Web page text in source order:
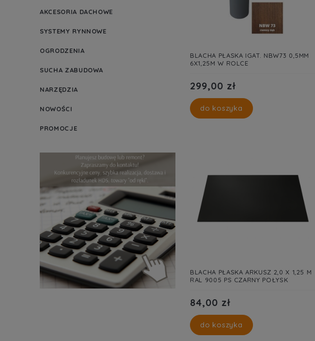
AKCESORIA DACHOWE
SYSTEMY RYNNOWE
OGRODZENIA
SUCHA ZABUDOWA
NARZĘDZIA
NOWOŚCI
PROMOCJE
BLACHA PŁASKA IGAT. NBW73 0,5MM
6X1,25M W ROLCE
299,00 zł
do koszyka
BLACHA PŁASKA ARKUSZ 2,0 X 1,25 M
RAL 9005 PS CZARNY POŁYSK
84,00 zł
do koszyka